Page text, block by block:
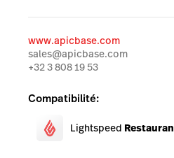
www.apicbase.com
sales@apicbase.com
+32 3 808 19 53
Compatibilité:
Lightspeed